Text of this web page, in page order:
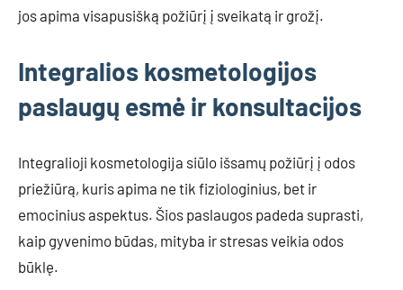
jos apima visapusišką požiūrį į sveikatą ir grožį.
Integralios kosmetologijos
paslaugų esmė ir konsultacijos
Integralioji kosmetologija siūlo išsamų požiūrį į odos
priežiūrą, kuris apima ne tik fiziologinius, bet ir
emocinius aspektus. Šios paslaugos padeda suprasti,
kaip gyvenimo būdas, mityba ir stresas veikia odos
būklę.